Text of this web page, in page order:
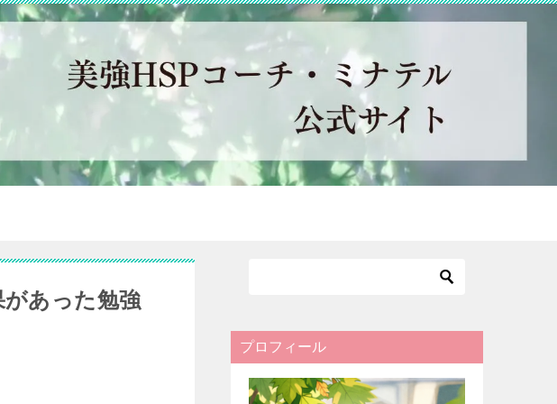
あった勉強
プロフィール